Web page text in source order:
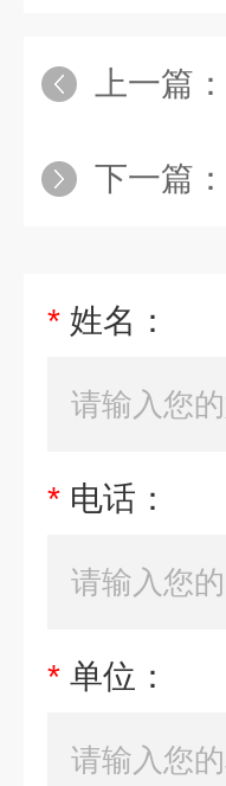
上一篇：
下一篇：
* 姓名：
* 电话：
* 单位：